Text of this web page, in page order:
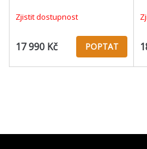
potřebám jakéhokoliv hráče. Piano
nab
Zjistit dostupnost
17 990 Kč POPTAT